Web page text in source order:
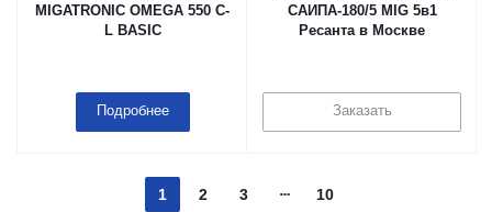
MIGATRONIC OMEGA 550 C-
L BASIC
Подробнее
САИПА-180/5 MIG 5в1
Ресанта в Москве
Заказать
1 2 3 10